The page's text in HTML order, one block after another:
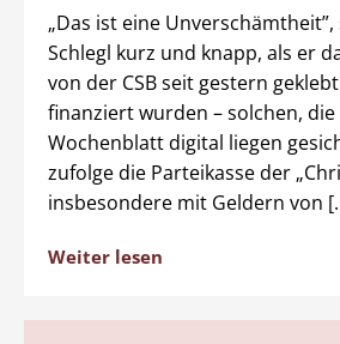
„Das ist eine
Schlegl kurz und knapp, als er
von der CSB seit gestern
finanziert wurden – solchen,
Wochenblatt digital liegen
zufolge die Parteikasse der
insbesondere mit Geldern von
Weiter lesen